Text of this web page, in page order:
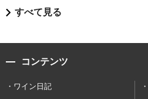
すべて見る
コンテンツ
ワイン日記